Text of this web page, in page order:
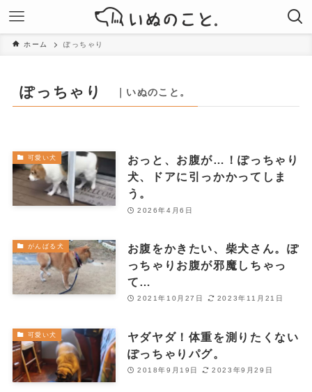
ホーム ぽっちゃり
ぽっちゃり ｜いぬのこと。
可愛い犬
おっと、お腹が…！ぽっちゃり
犬、ドアに引っかかってしま
う。
2026年4月6日
がんばる犬
お腹をかきたい、柴犬さん。ぽ
っちゃりお腹が邪魔しちゃっ
て…
2021年10月27日 2023年11月21日
可愛い犬
ヤダヤダ！体重を測りたくない
ぽっちゃりパグ。
2018年9月19日 2023年9月29日